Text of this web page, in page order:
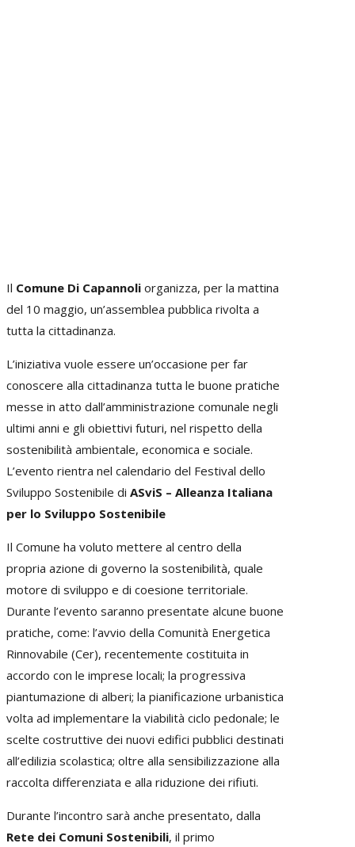
Il Comune Di Capannoli organizza, per la mattina
del 10 maggio, un’assemblea pubblica rivolta a
tutta la cittadinanza.
L’iniziativa vuole essere un’occasione per far
conoscere alla cittadinanza tutta le buone pratiche
messe in atto dall’amministrazione comunale negli
ultimi anni e gli obiettivi futuri, nel rispetto della
sostenibilità ambientale, economica e sociale.
L’evento rientra nel calendario del Festival dello
Sviluppo Sostenibile di ASviS – Alleanza Italiana
per lo Sviluppo Sostenibile
Il Comune ha voluto mettere al centro della
propria azione di governo la sostenibilità, quale
motore di sviluppo e di coesione territoriale.
Durante l’evento saranno presentate alcune buone
pratiche, come: l’avvio della Comunità Energetica
Rinnovabile (Cer), recentemente costituita in
accordo con le imprese locali; la progressiva
piantumazione di alberi; la pianificazione urbanistica
volta ad implementare la viabilità ciclo pedonale; le
scelte costruttive dei nuovi edifici pubblici destinati
all’edilizia scolastica; oltre alla sensibilizzazione alla
raccolta differenziata e alla riduzione dei rifiuti.
Durante l’incontro sarà anche presentato, dalla
Rete dei Comuni Sostenibili, il primo